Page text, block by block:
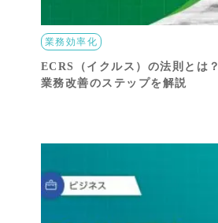
業務効率化
ECRS（イクルス）の法則とは
業務改善のステップを解説